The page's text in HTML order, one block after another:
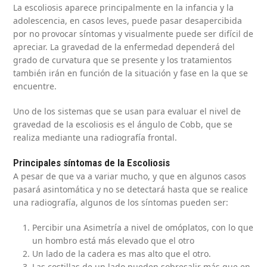
La escoliosis aparece principalmente en la infancia y la
adolescencia, en casos leves, puede pasar desapercibida
por no provocar síntomas y visualmente puede ser difícil de
apreciar. La gravedad de la enfermedad dependerá del
grado de curvatura que se presente y los tratamientos
también irán en función de la situación y fase en la que se
encuentre.
Uno de los sistemas que se usan para evaluar el nivel de
gravedad de la escoliosis es el ángulo de Cobb, que se
realiza mediante una radiografía frontal.
Principales síntomas de la Escoliosis
A pesar de que va a variar mucho, y que en algunos casos
pasará asintomática y no se detectará hasta que se realice
una radiografía, algunos de los síntomas pueden ser:
Percibir una Asimetría a nivel de omóplatos, con lo que
un hombro está más elevado que el otro
Un lado de la cadera es mas alto que el otro.